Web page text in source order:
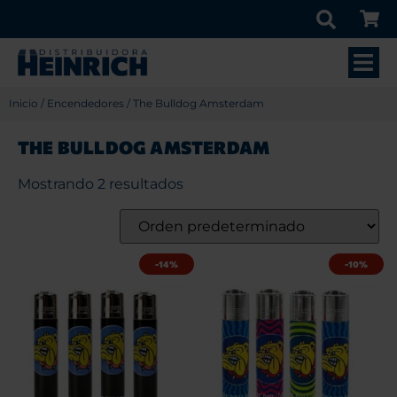
Inicio / Encendedores / The Bulldog Amsterdam
THE BULLDOG AMSTERDAM
Mostrando 2 resultados
-14% -10%